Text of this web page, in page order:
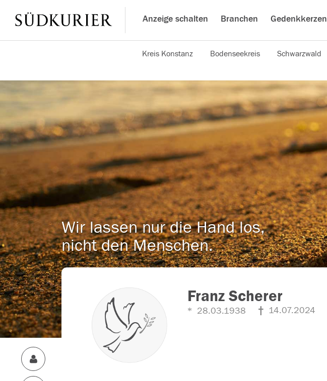
Anzeige schalten Branchen Gedenkkerzen
Kreis Konstanz Bodenseekreis Schwarzwald
Wir lassen nur die Hand los,
nicht den Menschen.
Franz Scherer
28.03.1938 14.07.2024